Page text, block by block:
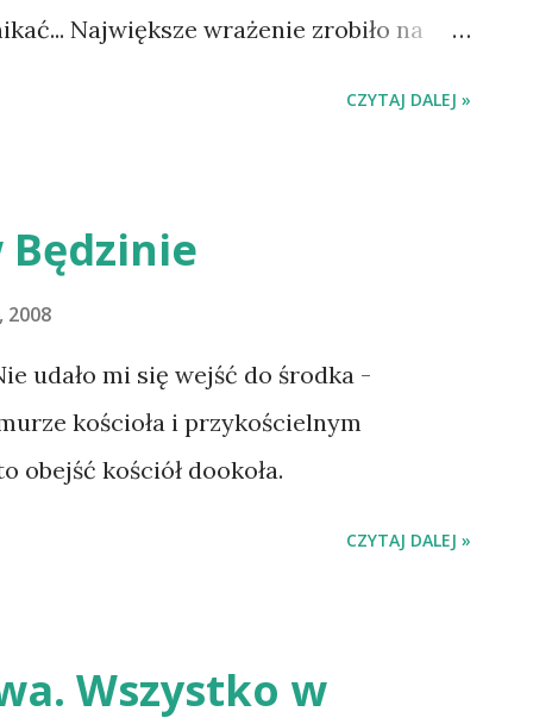
Największe wrażenie zrobiło na
CZYTAJ DALEJ »
2008
udało mi się wejść do środka -
kościoła i przykościelnym
obejść kościół dookoła.
CZYTAJ DALEJ »
Wszystko w